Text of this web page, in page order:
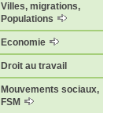
Villes, migrations,
Populations
Economie
Droit au travail
Mouvements sociaux,
FSM